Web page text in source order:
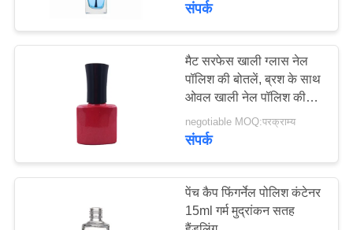
शो
खाली ग्लास की इत्र की
बोतलें
168
84
संपर्क
मैट सरफेस खाली ग्लास नेल
पॉलिश की बोतलें, ब्रश के साथ
ओवल खाली नेल पॉलिश की
बोतलें
negotiable MOQ:परक्राम्य
संपर्क
पेंच कैप फिंगर्नेल पोलिश कंटेनर
15ml गर्म मुद्रांकन सतह